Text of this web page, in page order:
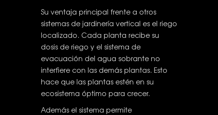
Su ventaja principal frente a otros
sistemas de jardinería vertical es el riego
localizado. Cada planta recibe su
dosis de riego y el sistema de
evacuación del agua sobrante no
interfiere con las demás plantas. Esto
hace que las plantas estén en su
ecosistema óptimo para crecer.
Además el sistema permite